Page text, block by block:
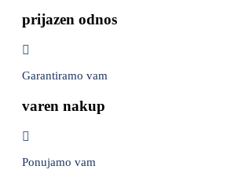
prijazen odnos
Garantiramo vam
varen nakup
Ponujamo vam